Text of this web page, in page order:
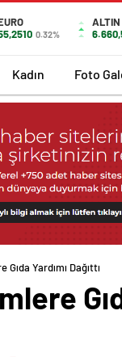
0.32%
ALTIN
Kadın Foto
Yardımı Dağıttı